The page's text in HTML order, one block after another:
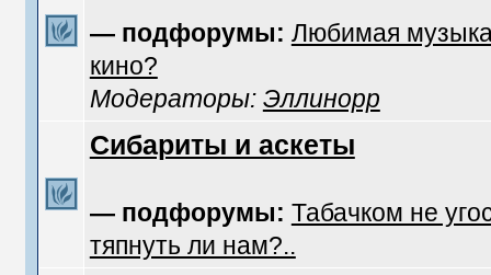
— подфорумы: Любимая
кино?
Модераторы: Эллинорр
Сибариты и аскеты
— подфорумы: Табачком не
тяпнуть ли нам?..